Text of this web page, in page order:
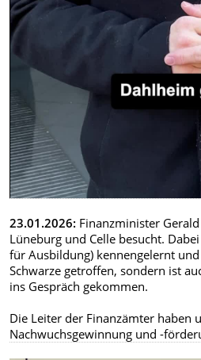
23.01.2026: Finanzminister
Lüneburg und Celle besucht.
für Ausbildung) kennengelernt
Schwarze getroffen, sondern ist
ins Gespräch gekommen.
Die Leiter der Finanzämter haben
Nachwuchsgewinnung und -